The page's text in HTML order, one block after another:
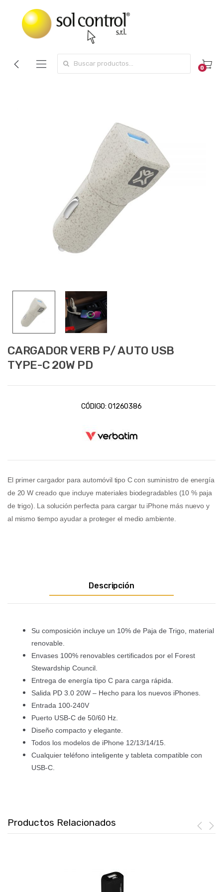
0
CARGADOR VERB P/ AUTO USB
TYPE-C 20W PD
CÓDIGO: 01260386
El primer cargador para automóvil tipo C con suministro de energía
de 20 W creado que incluye materiales biodegradables (10 % paja
de trigo). La solución perfecta para cargar tu iPhone más nuevo y
al mismo tiempo ayudar a proteger el medio ambiente.
Descripción
Su composición incluye un 10% de Paja de Trigo, material
renovable.
Envases 100% renovables certificados por el Forest
Stewardship Council.
Entrega de energía tipo C para carga rápida.
Salida PD 3.0 20W – Hecho para los nuevos iPhones.
Entrada 100-240V
Puerto USB-C de 50/60 Hz.
Diseño compacto y elegante.
Todos los modelos de iPhone 12/13/14/15.
Cualquier teléfono inteligente y tableta compatible con
USB-C.
Productos Relacionados